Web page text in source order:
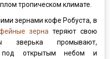
тропическом климате.
зернами кофе Робуста, в
зерна теряют свою
зверька промывают,
под открытым небом и